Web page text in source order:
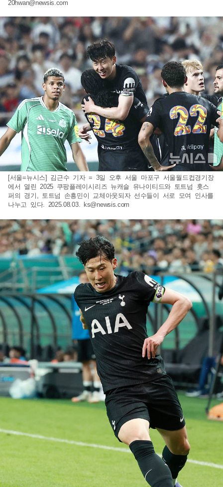
20hwan@newsis.com
[서울=뉴시스] 김근수 기자 = 3일 오후 서울 마포구 서울월드컵경기장
에서 열린 2025 쿠팡플레이시리즈 뉴캐슬 유나이티드와 토트넘 홋스
퍼의 경기, 토트넘 손흥민이 교체아웃되자 선수들이 서로 모여 인사를
나누고 있다. 2025.08.03. ks@newsis.com